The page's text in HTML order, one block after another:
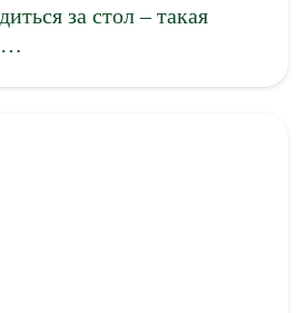
за стол – такая